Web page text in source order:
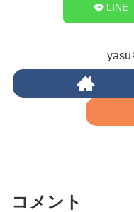
LINE
yasu
コメント